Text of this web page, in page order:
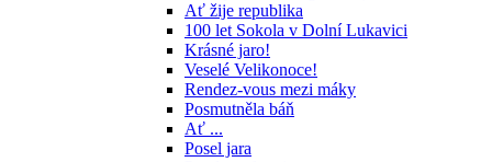
Ať žije republika
100 let Sokola v Dolní Lukavici
Krásné jaro!
Veselé Velikonoce!
Rendez-vous mezi máky
Posmutněla báň
Ať ...
Posel jara